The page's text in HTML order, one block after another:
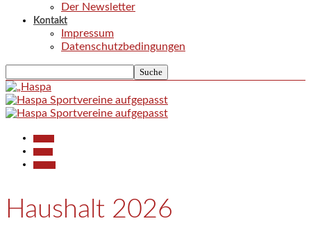
Der Newsletter
Kontakt
Impressum
Datenschutzbedingungen
Haushalt 2026